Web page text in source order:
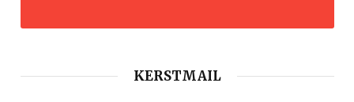
KERSTMAIL